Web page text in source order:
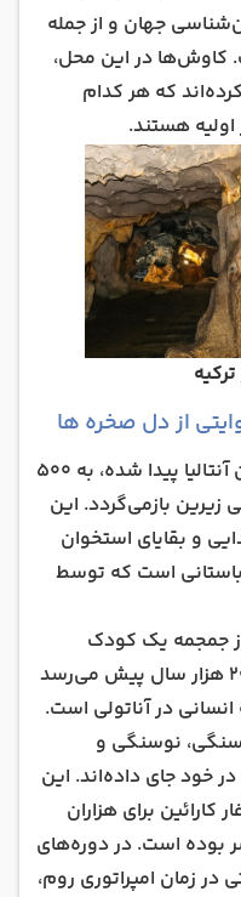
جهان و از جمله
کاوش‌ها در این محل،
که هر کدام
هستند.
از دل صخره‌ ها
قدیمی‌ترین آثاری که در غار کارائین آنتالیا پیدا شده، به 500
بازمی‌گردد. این
و بقایای استخوان
است که توسط
جمجمه یک کودک
نئاندرتال است که قدمت آن به 200 هزار سال پیش می‌رسد
در آناتولی است.
نوسنگی و
خود جای داده‌اند. این
برای هزاران
بوده است. در دوره‌های
در زمان امپراتوری روم،